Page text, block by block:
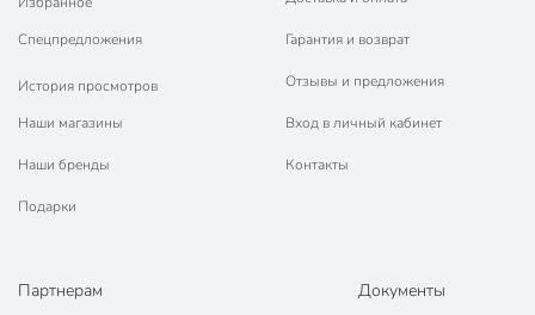
Спецпредложения
История просмотров
Наши магазины
Наши бренды
Подарки
Гарантия и возврат
Отзывы и предложения
Вход в личный кабинет
Контакты
Партнерам Документы